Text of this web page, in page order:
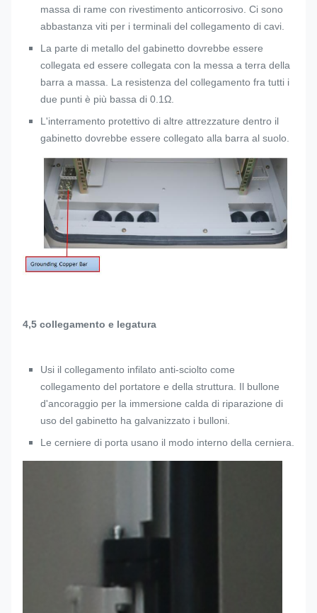
massa di rame con rivestimento anticorrosivo. Ci sono
abbastanza viti per i terminali del collegamento di cavi.
La parte di metallo del gabinetto dovrebbe essere
collegata ed essere collegata con la messa a terra della
barra a massa. La resistenza del collegamento fra tutti i
due punti è più bassa di 0.1Ω.
L'interramento protettivo di altre attrezzature dentro il
gabinetto dovrebbe essere collegato alla barra al suolo.
4,5 collegamento e legatura
Usi il collegamento infilato anti-sciolto come
collegamento del portatore e della struttura. Il bullone
d'ancoraggio per la immersione calda di riparazione di
uso del gabinetto ha galvanizzato i bulloni.
Le cerniere di porta usano il modo interno della cerniera.